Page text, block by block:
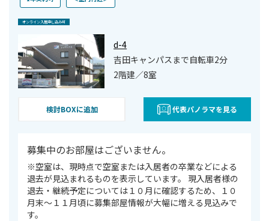
オンライン⼊居申し込み可
d-4
吉田キャンパスまで自転車2分
2階建／8室
検討BOXに追加 代表パノラマを見る
募集中のお部屋はございません。
※空室は、現時点で空室または⼊居者の卒業などによる
退去が⾒込まれるものを表⽰しています。 現入居者様の
退去・継続予定については１０月に確認するため、１０
月末～１１月頃に募集部屋情報が大幅に増える見込みで
す。